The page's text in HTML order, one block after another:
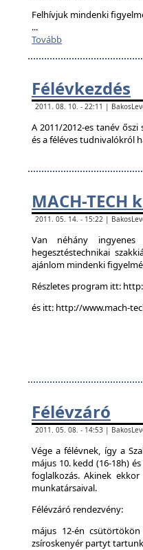
Felhívjuk mindenki
...
Tovább
Félévkezdés
2011. 08. 10. - 22:11 |
A 2011/2012-es tanév
és a féléves tudnivalókról
MACH-TECH
2011. 05. 14. - 15:22 |
Van néhány ingyenes
hegesztéstechnikai
ajánlom mindenki
Részletes program itt:
és itt: http://www.mach-
Félévzáró
2011. 05. 08. - 14:53 |
Vége a félévnek, így a
május 10. kedd (16-18h)
foglalkozás. Akinek
munkatársaival.
Félévzáró rendezvény:
május 12-én
zsíroskenyér partyt